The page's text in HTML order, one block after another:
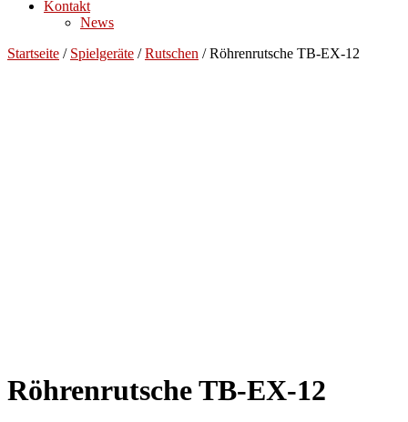
Kontakt
News
Startseite / Spielgeräte /Rutschen / Röhrenrutsche TB-EX-12
Röhrenrutsche TB-EX-12